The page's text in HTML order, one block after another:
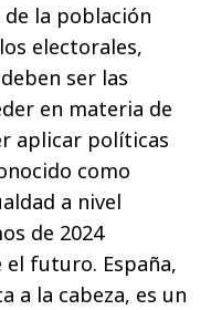
la población
electorales,
ser las
en materia de
aplicar políticas
como
a nivel
de 2024
futuro. España,
a la cabeza, es un